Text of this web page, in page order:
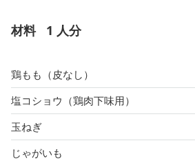
材料 1 人分
鶏もも（皮なし）
塩コショウ（鶏肉下味用）
玉ねぎ
じゃがいも